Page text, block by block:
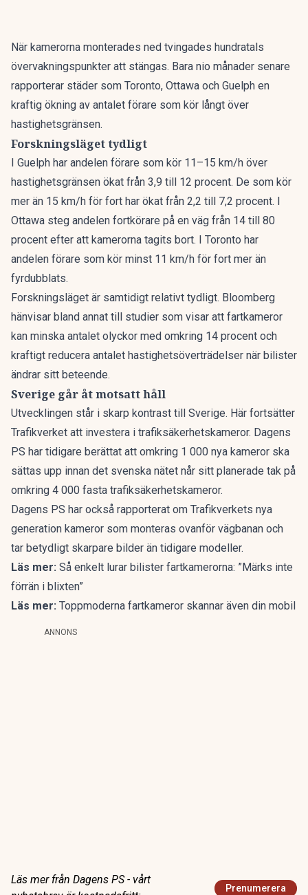
När kamerorna monterades ned tvingades hundratals
övervakningspunkter att stängas. Bara nio månader senare
rapporterar städer som Toronto, Ottawa och Guelph en
kraftig ökning av antalet förare som kör långt över
hastighetsgränsen.
Forskningsläget tydligt
I Guelph har andelen förare som kör 11–15 km/h över
hastighetsgränsen ökat från 3,9 till 12 procent. De som kör
mer än 15 km/h för fort har ökat från 2,2 till 7,2 procent. I
Ottawa steg andelen fortkörare på en väg från 14 till 80
procent efter att kamerorna tagits bort. I Toronto har
andelen förare som kör minst 11 km/h för fort mer än
fyrdubblats.
Forskningsläget är samtidigt relativt tydligt. Bloomberg
hänvisar bland annat till studier som visar att fartkameror
kan minska antalet olyckor med omkring 14 procent och
kraftigt reducera antalet hastighetsöverträdelser när bilister
ändrar sitt beteende.
Sverige går åt motsatt håll
Utvecklingen står i skarp kontrast till Sverige. Här fortsätter
Trafikverket att investera i trafiksäkerhetskameror. Dagens
PS har tidigare berättat att omkring 1 000 nya kameror ska
sättas upp innan det svenska nätet når sitt planerade tak på
omkring 4 000 fasta trafiksäkerhetskameror.
Dagens PS har också rapporterat om Trafikverkets nya
generation kameror som monteras ovanför vägbanan och
tar betydligt skarpare bilder än tidigare modeller.
Läs mer: Så enkelt lurar bilister fartkamerorna: ”Märks inte
förrän i blixten”
Läs mer: Toppmoderna fartkameror skannar även din mobil
ANNONS
Läs mer från Dagens PS - vårt
Prenumerera